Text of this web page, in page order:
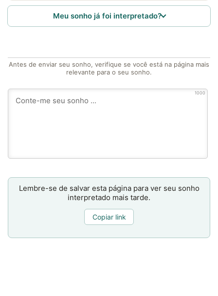
Meu sonho já foi interpretado?
Antes de enviar seu sonho, verifique se você está na página mais
relevante para o seu sonho.
1000
Lembre-se de salvar esta página para ver seu sonho
interpretado mais tarde.
Copiar link